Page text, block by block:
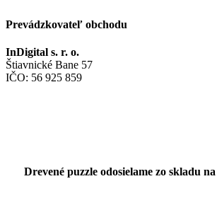
Prevádzkovateľ obchodu
InDigital s. r. o.
Štiavnické Bane 57
IČO: 56 925 859
Drevené puzzle odosielame zo skladu